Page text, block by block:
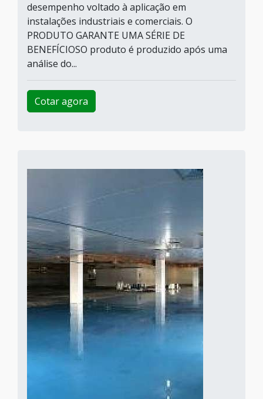
desempenho voltado à aplicação em
instalações industriais e comerciais. O
PRODUTO GARANTE UMA SÉRIE DE
BENEFÍCIOSO produto é produzido após uma
análise do...
Cotar agora